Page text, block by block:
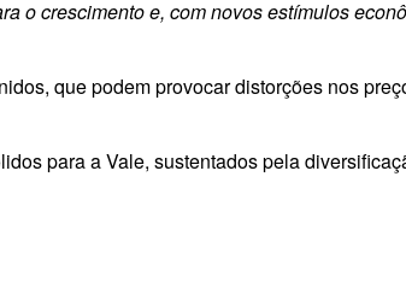
o crescimento e, com novos estímulos
que podem provocar distorções nos
para a Vale, sustentados pela